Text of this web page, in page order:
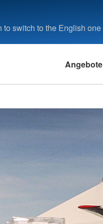
to switch to the English one
Angebote